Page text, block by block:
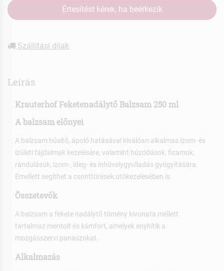
Értesítést kérek, ha beérkezik
Szállítási díjak
Leírás
Krauterhof Feketenadálytő Balzsam 250 ml
A balzsam előnyei
A balzsam hűsítő, ápoló hatásával kiválóan alkalmas izom- és
ízületi fájdalmak kezelésére, valamint húzódások, ficamok,
rándulások, izom-, ideg- és inhüvelygyulladás gyógyítására.
Emellett segíthet a csonttörések utókezelésében is.
Összetevők
A balzsam a fekete nadálytő tömény kivonata mellett
tartalmaz mentolt és kámfort, amelyek enyhítik a
mozgásszervi panaszokat.
Alkalmazás